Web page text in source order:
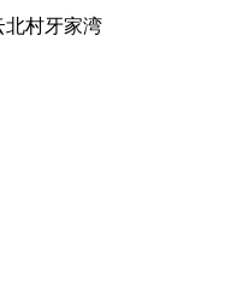
北村牙家湾